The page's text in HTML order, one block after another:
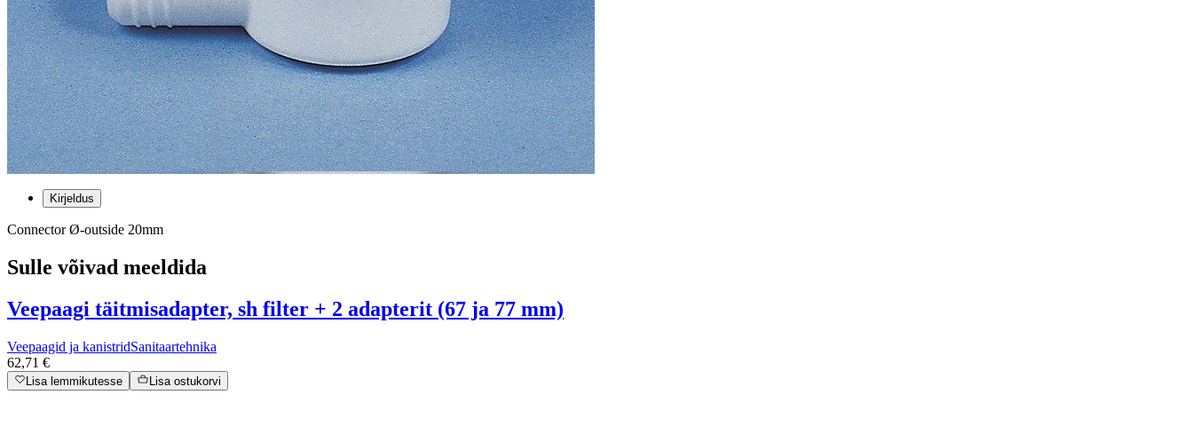
Kirjeldus
Connector Ø-outside 20mm
Sulle võivad meeldida
Veepaagi täitmisadapter, sh filter + 2 adapterit (67 ja 77 mm)
Veepaagid ja kanistridSanitaartehnika
62,71 €
Lisa lemmikutesse Lisa ostukorvi